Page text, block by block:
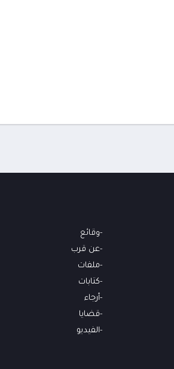
وقائع
عن قرب
ملفات
كتابات
أرجاء
قضايا
الفيديو